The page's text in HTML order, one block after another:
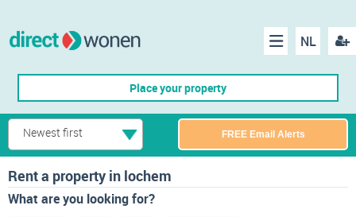
NL
Menu
Place your property
Newest first FREE Email Alerts
Rent a property in lochem
What are you looking for?